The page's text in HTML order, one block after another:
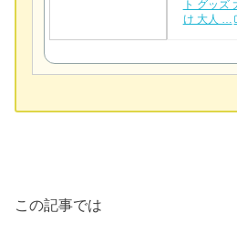
ト グッズ
け 大人 …
この記事では